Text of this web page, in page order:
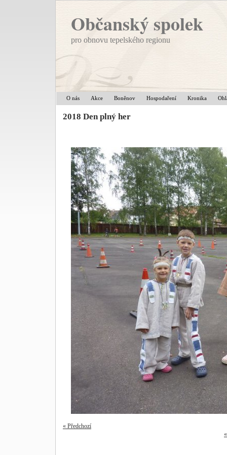
Občanský spolek
pro obnovu tepelského regionu
O nás Akce Boněnov Hospodaření Kronika
2018 Den plný her
« Předchozí